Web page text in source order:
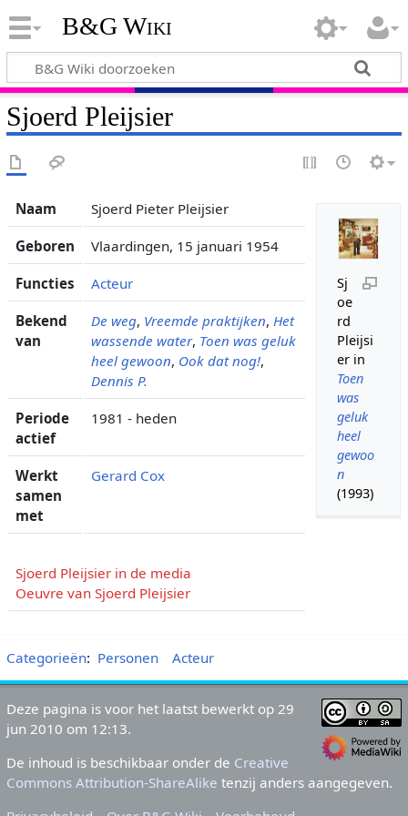
B&G Wiki
Sjoerd Pleijsier
Sj
oe
rd
Pleijsi
er in
Toen
was
geluk
heel
gewoo
n
(1993)
Naam Sjoerd Pieter Pleijsier
Geboren Vlaardingen, 15 januari 1954
Functies Acteur
Bekend
van
De weg, Vreemde praktijken, Het
wassende water, Toen was geluk
heel gewoon, Ook dat nog!,
Dennis P.
Periode
actief
1981 - heden
Werkt
samen
met
Gerard Cox
Sjoerd Pleijsier in de media
Oeuvre van Sjoerd Pleijsier
Categorieën: Personen Acteur
Deze pagina is voor het laatst bewerkt op 29
jun 2010 om 12:13.
De inhoud is beschikbaar onder de Creative
Commons Attribution-ShareAlike tenzij anders aangegeven.